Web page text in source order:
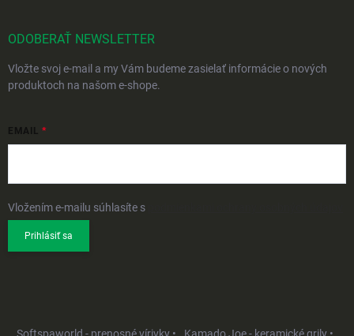
ODOBERAŤ NEWSLETTER
Vložte svoj e-mail a my Vám budeme zasielať informácie o nových
produktoch na našom e-shope.
EMAIL
Vložením e-mailu súhlasíte s
Prihlásiť sa